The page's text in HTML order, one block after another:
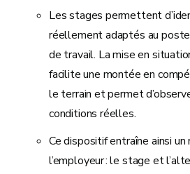
Les stages permettent
réellement adaptés au
de travail. La mise en
facilite une montée en
le terrain et permet
conditions réelles.
Ce dispositif entraîne ainsi
l’employeur : le stage et